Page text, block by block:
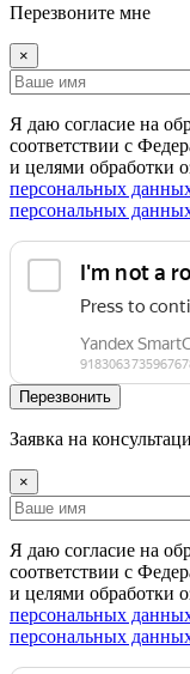
Перезвоните мне
×
Я даю согласие на
соответствии с
и целями обработки
персональных
персональных
Перезвонить
Заявка на
×
Я даю согласие на
соответствии с
и целями обработки
персональных
персональных